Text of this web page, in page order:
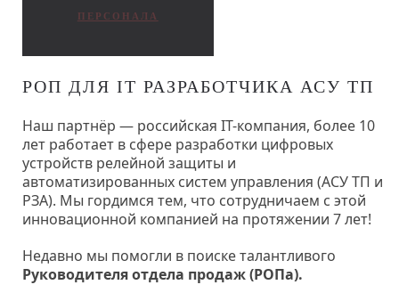
ПЕРСОНАЛА
РОП ДЛЯ IT РАЗРАБОТЧИКА АСУ ТП
Наш партнёр — российская IT-компания, более 10
лет работает в сфере разработки цифровых
устройств релейной защиты и
автоматизированных систем управления (АСУ ТП и
РЗА). Мы гордимся тем, что сотрудничаем с этой
инновационной компанией на протяжении 7 лет!
Недавно мы помогли в поиске талантливого
Руководителя отдела продаж (РОПа).